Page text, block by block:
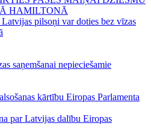
HAMILTONĀ
pilsoņi var doties bez vīzas
saņemšanai nepieciešamie
kārtību Eiropas Parlamenta
par Latvijas dalību Eiropas